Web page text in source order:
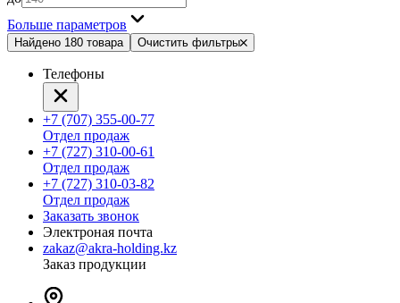
Больше параметров
Найдено 180 товара Очистить фильтры
Телефоны
+7 (707) 355-00-77
Отдел продаж
+7 (727) 310-00-61
Отдел продаж
+7 (727) 310-03-82
Отдел продаж
Заказать звонок
Электроная почта
zakaz@akra-holding.kz
Заказ продукции